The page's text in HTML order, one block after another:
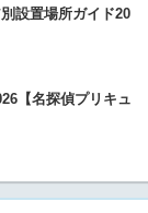
設置場所ガイド20
【名探偵プリキュ